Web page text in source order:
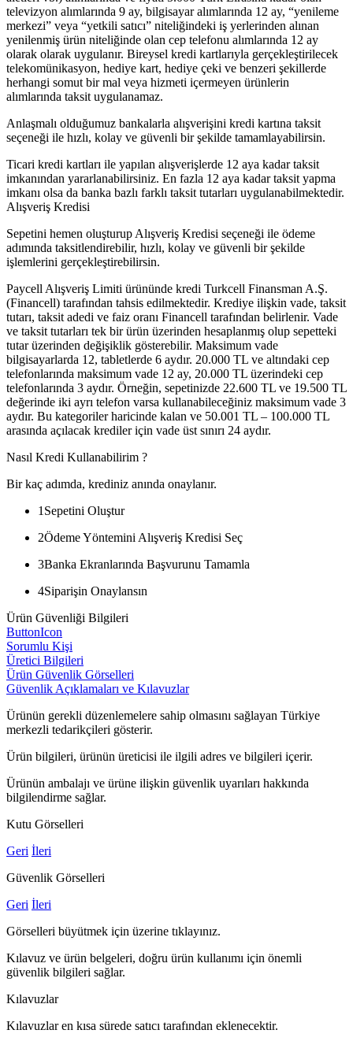
televizyon alımlarında 9 ay, bilgisayar alımlarında 12 ay, “yenileme
merkezi” veya “yetkili satıcı” niteliğindeki iş yerlerinden alınan
yenilenmiş ürün niteliğinde olan cep telefonu alımlarında 12 ay
olarak olarak uygulanır. Bireysel kredi kartlarıyla gerçekleştirilecek
telekomünikasyon, hediye kart, hediye çeki ve benzeri şekillerde
herhangi somut bir mal veya hizmeti içermeyen ürünlerin
alımlarında taksit uygulanamaz.
Anlaşmalı olduğumuz bankalarla alışverişini kredi kartına taksit
seçeneği ile hızlı, kolay ve güvenli bir şekilde tamamlayabilirsin.
Ticari kredi kartları ile yapılan alışverişlerde 12 aya kadar taksit
imkanından yararlanabilirsiniz. En fazla 12 aya kadar taksit yapma
imkanı olsa da banka bazlı farklı taksit tutarları uygulanabilmektedir.
Alışveriş Kredisi
Sepetini hemen oluşturup Alışveriş Kredisi seçeneği ile ödeme
adımında taksitlendirebilir, hızlı, kolay ve güvenli bir şekilde
işlemlerini gerçekleştirebilirsin.
Paycell Alışveriş Limiti ürününde kredi Turkcell Finansman A.Ş.
(Financell) tarafından tahsis edilmektedir. Krediye ilişkin vade, taksit
tutarı, taksit adedi ve faiz oranı Financell tarafından belirlenir. Vade
ve taksit tutarları tek bir ürün üzerinden hesaplanmış olup sepetteki
tutar üzerinden değişiklik gösterebilir. Maksimum vade
bilgisayarlarda 12, tabletlerde 6 aydır. 20.000 TL ve altındaki cep
telefonlarında maksimum vade 12 ay, 20.000 TL üzerindeki cep
telefonlarında 3 aydır. Örneğin, sepetinizde 22.600 TL ve 19.500 TL
değerinde iki ayrı telefon varsa kullanabileceğiniz maksimum vade 3
aydır. Bu kategoriler haricinde kalan ve 50.001 TL – 100.000 TL
arasında açılacak krediler için vade üst sınırı 24 aydır.
Nasıl Kredi Kullanabilirim ?
Bir kaç adımda, krediniz anında onaylanır.
1 Sepetini Oluştur
2Ödeme Yöntemini Alışveriş Kredisi Seç
3Banka Ekranlarında Başvurunu Tamamla
4Siparişin Onaylansın
Ürün Güvenliği Bilgileri
ButtonIcon
Sorumlu Kişi
Üretici Bilgileri
Ürün Güvenlik Görselleri
Güvenlik Açıklamaları ve Kılavuzlar
Ürünün gerekli düzenlemelere sahip olmasını sağlayan Türkiye
merkezli tedarikçileri gösterir.
Ürün bilgileri, ürünün üreticisi ile ilgili adres ve bilgileri içerir.
Ürünün ambalajı ve ürüne ilişkin güvenlik uyarıları hakkında
bilgilendirme sağlar.
Kutu Görselleri
Geri İleri
Güvenlik Görselleri
Geri İleri
Görselleri büyütmek için üzerine tıklayınız.
Kılavuz ve ürün belgeleri, doğru ürün kullanımı için önemli
güvenlik bilgileri sağlar.
Kılavuzlar
Kılavuzlar en kısa sürede satıcı tarafından eklenecektir.